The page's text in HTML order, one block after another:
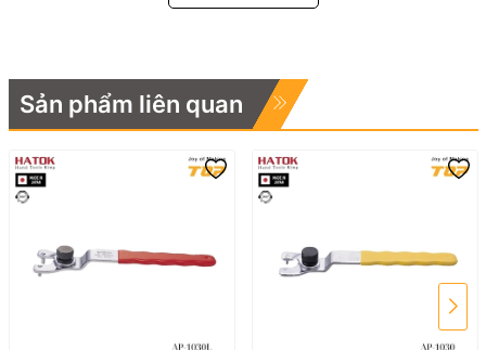
Sản phẩm liên quan